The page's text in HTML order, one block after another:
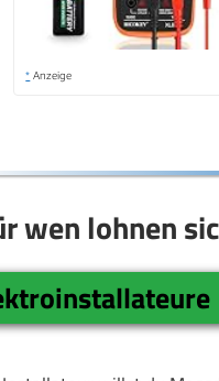
* Anzeige
wen lohnen